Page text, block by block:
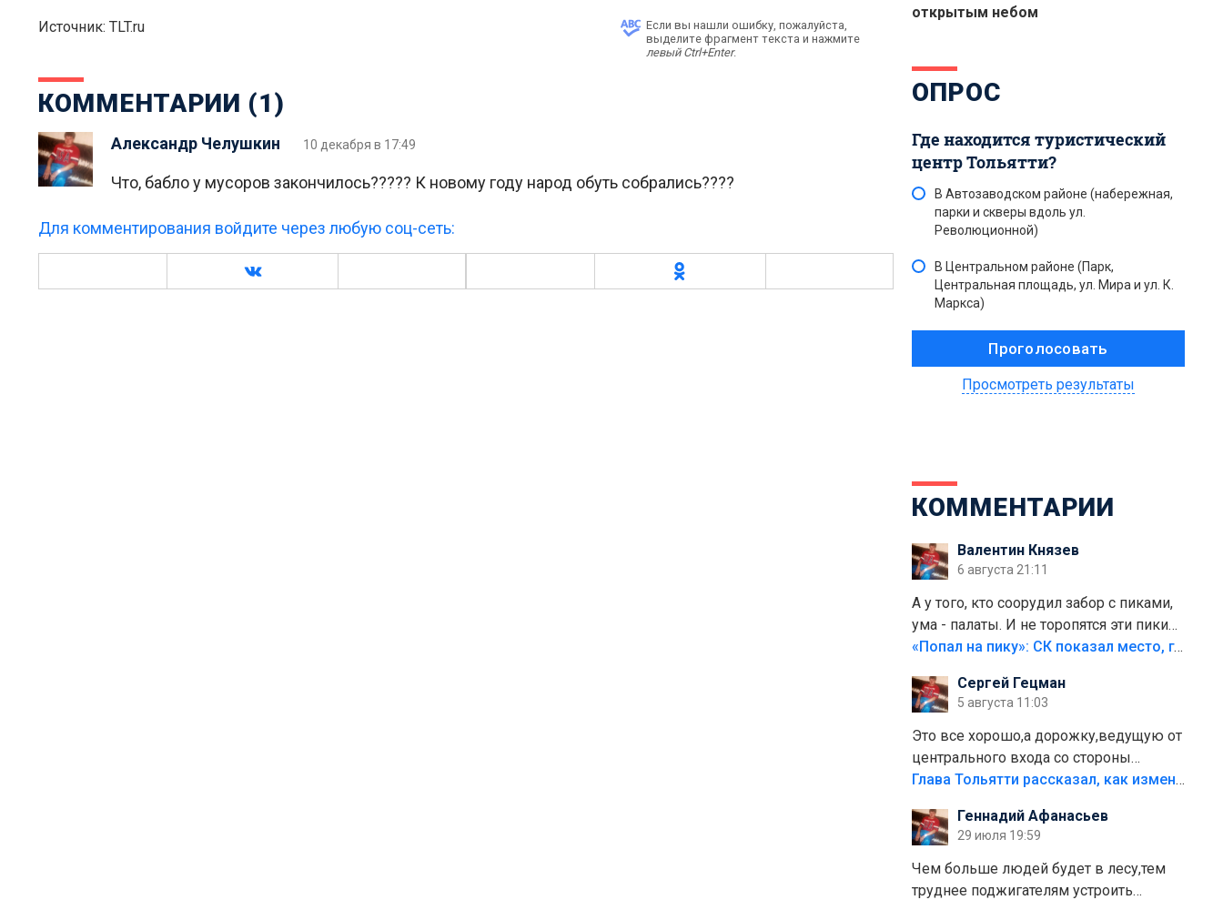
Источник: TLT.ru
Если вы нашли ошибку, пожалуйста,
выделите фрагмент текста и нажмите
левый Ctrl+Enter.
КОММЕНТАРИИ (1)
Александр Челушкин 10 декабря в 17:49
Что, бабло у мусоров закончилось????? К новому году народ обуть собрались????
Для комментирования войдите через любую соц-сеть:
открытым небом
ОПРОС
Где находится туристический
центр Тольятти?
В Автозаводском районе (набережная,
парки и скверы вдоль ул.
Революционной)
В Центральном районе (Парк,
Центральная площадь, ул. Мира и ул. К.
Маркса)
Просмотреть результаты
КОММЕНТАРИИ
Валентин Князев
6 августа 21:11
А у того, кто соорудил забор с пиками,
ума - палаты. И не торопятся эти пики
срезать
«Попал на пику»: СК показал место, где был смертельно травмирован ребенок в Тольятти
Сергей Гецман
5 августа 11:03
Это все хорошо,а дорожку,ведущую от
центрального входа со стороны
кафе"Мираж" к аттракционам слабо
плитки не хватило,т.к.осенью и зимой
лежала в парке и испортилась.Да
еще,видимо,часть украли.
Глава Тольятти рассказал, как изменится парк Центрального района
Геннадий Афанасьев
29 июля 19:59
Чем больше людей будет в лесу,тем
труднее поджигателям устроить